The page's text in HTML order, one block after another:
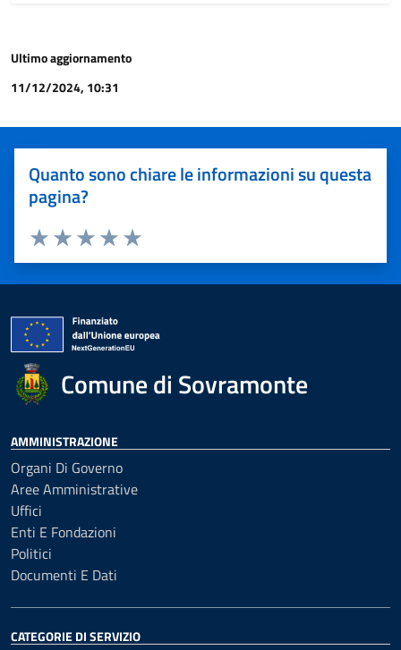
Ultimo aggiornamento
11/12/2024, 10:31
Quanto sono chiare le informazioni su questa
pagina?
Valuta 5 stelle su 5
Valuta 4 stelle su 5
Valuta 3 stelle su 5
Valuta 2 stelle su 5
Valuta 1 stelle su 5
Comune di Sovramonte
AMMINISTRAZIONE
Organi Di Governo
Aree Amministrative
Uffici
Enti E Fondazioni
Politici
Documenti E Dati
CATEGORIE DI SERVIZIO